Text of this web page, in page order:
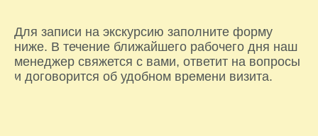
Для записи на экскурсию заполните форму
ниже. В течение ближайшего рабочего дня наш
менеджер свяжется с вами, ответит на вопросы
и договорится об удобном времени визита.